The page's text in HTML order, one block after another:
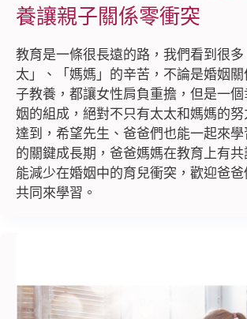
養讓親子關係零衝突
教育是一條很長遠的路，我們看到很多
太」、「媽媽」的辛苦，不論是婚姻
子教養，都讓女性肩負重擔，但是一
姻的組成，絕對不只有太太和媽媽的努
達到，希望先生、爸爸們也能一起來
的關鍵成長期，爸爸媽媽在教育上有
能減少在婚姻中的育兒衝突，歡迎爸
共同來學習。